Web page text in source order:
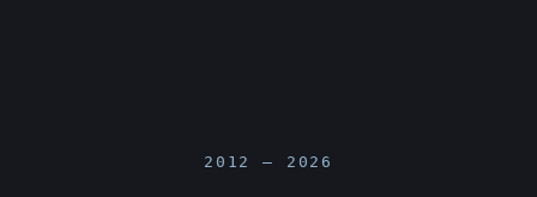
2012 — 2026